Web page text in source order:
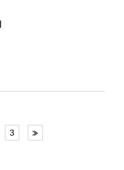
3